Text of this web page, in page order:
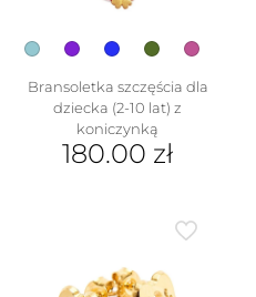
Bransoletka szczęścia dla
dziecka (2-10 lat) z
koniczynką
180.00 zł
wariantów.
Opcje